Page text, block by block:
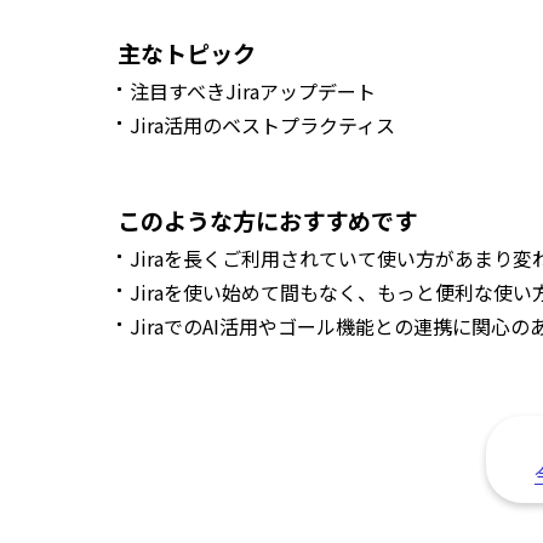
主なトピック
注目すべきJiraアップデート
Jira活用のベストプラクティス
このような方におすすめです
Jiraを長くご利用されていて使い方があまり変
Jiraを使い始めて間もなく、もっと便利な使い
JiraでのAI活用やゴール機能との連携に関心の